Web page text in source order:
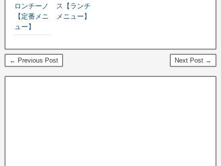
ロンチーノ
【定番メニ
ュー】
ス【ランチ
メニュー】
← Previous Post Next Post →